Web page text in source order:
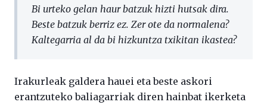
Bi urteko gelan haur batzuk hizti hutsak dira.
Beste batzuk berriz ez. Zer ote da normalena?
Kaltegarria al da bi hizkuntza txikitan ikastea?
Irakurleak galdera hauei eta beste askori
erantzuteko baliagarriak diren hainbat ikerketa